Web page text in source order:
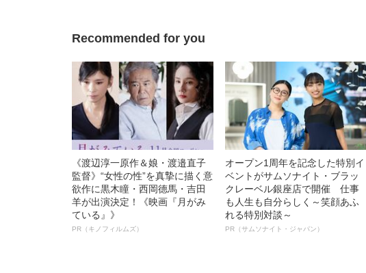
Recommended for you
《渡辺淳一原作＆娘・渡邉直子
監督》“女性の性”を真摯に描く意
欲作に黒木瞳・西岡德馬・吉田
羊が出演決定！《映画『月がみ
ている』》
PR（キノフィルムズ）
オープン1周年を記念した特別イ
ベントがサムソナイト・ブラッ
クレーベル銀座店で開催 仕事
も人生も自分らしく～笑顔あふ
れる特別対談～
PR（サムソナイト・ジャパン）